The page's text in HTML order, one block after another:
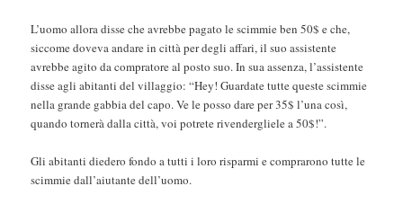
L’uomo allora disse che avrebbe pagato le scimmie ben 50$ e che,
siccome doveva andare in città per degli affari, il suo assistente
avrebbe agito da compratore al posto suo. In sua assenza, l’assistente
disse agli abitanti del villaggio: “Hey! Guardate tutte queste scimmie
nella grande gabbia del capo. Ve le posso dare per 35$ l’una così,
quando tornerà dalla città, voi potrete rivendergliele a 50$!”.
Gli abitanti diedero fondo a tutti i loro risparmi e comprarono tutte le
scimmie dall’aiutante dell’uomo.